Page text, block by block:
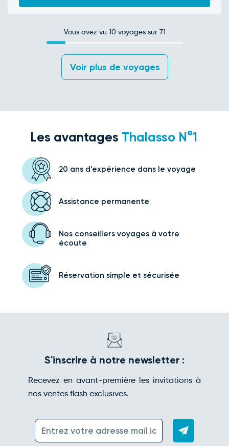
Vous avez vu 10voyages sur 71
Les avantages Thalasso N°1
20 ans d'expérience dans le voyage
Assistance permanente
Nos conseillers voyagesà votre
écoute
Réservation simple et sécurisée
S'inscrire à notre newsletter :
Recevez en avant-première les invitations à
nos ventes flash exclusives.